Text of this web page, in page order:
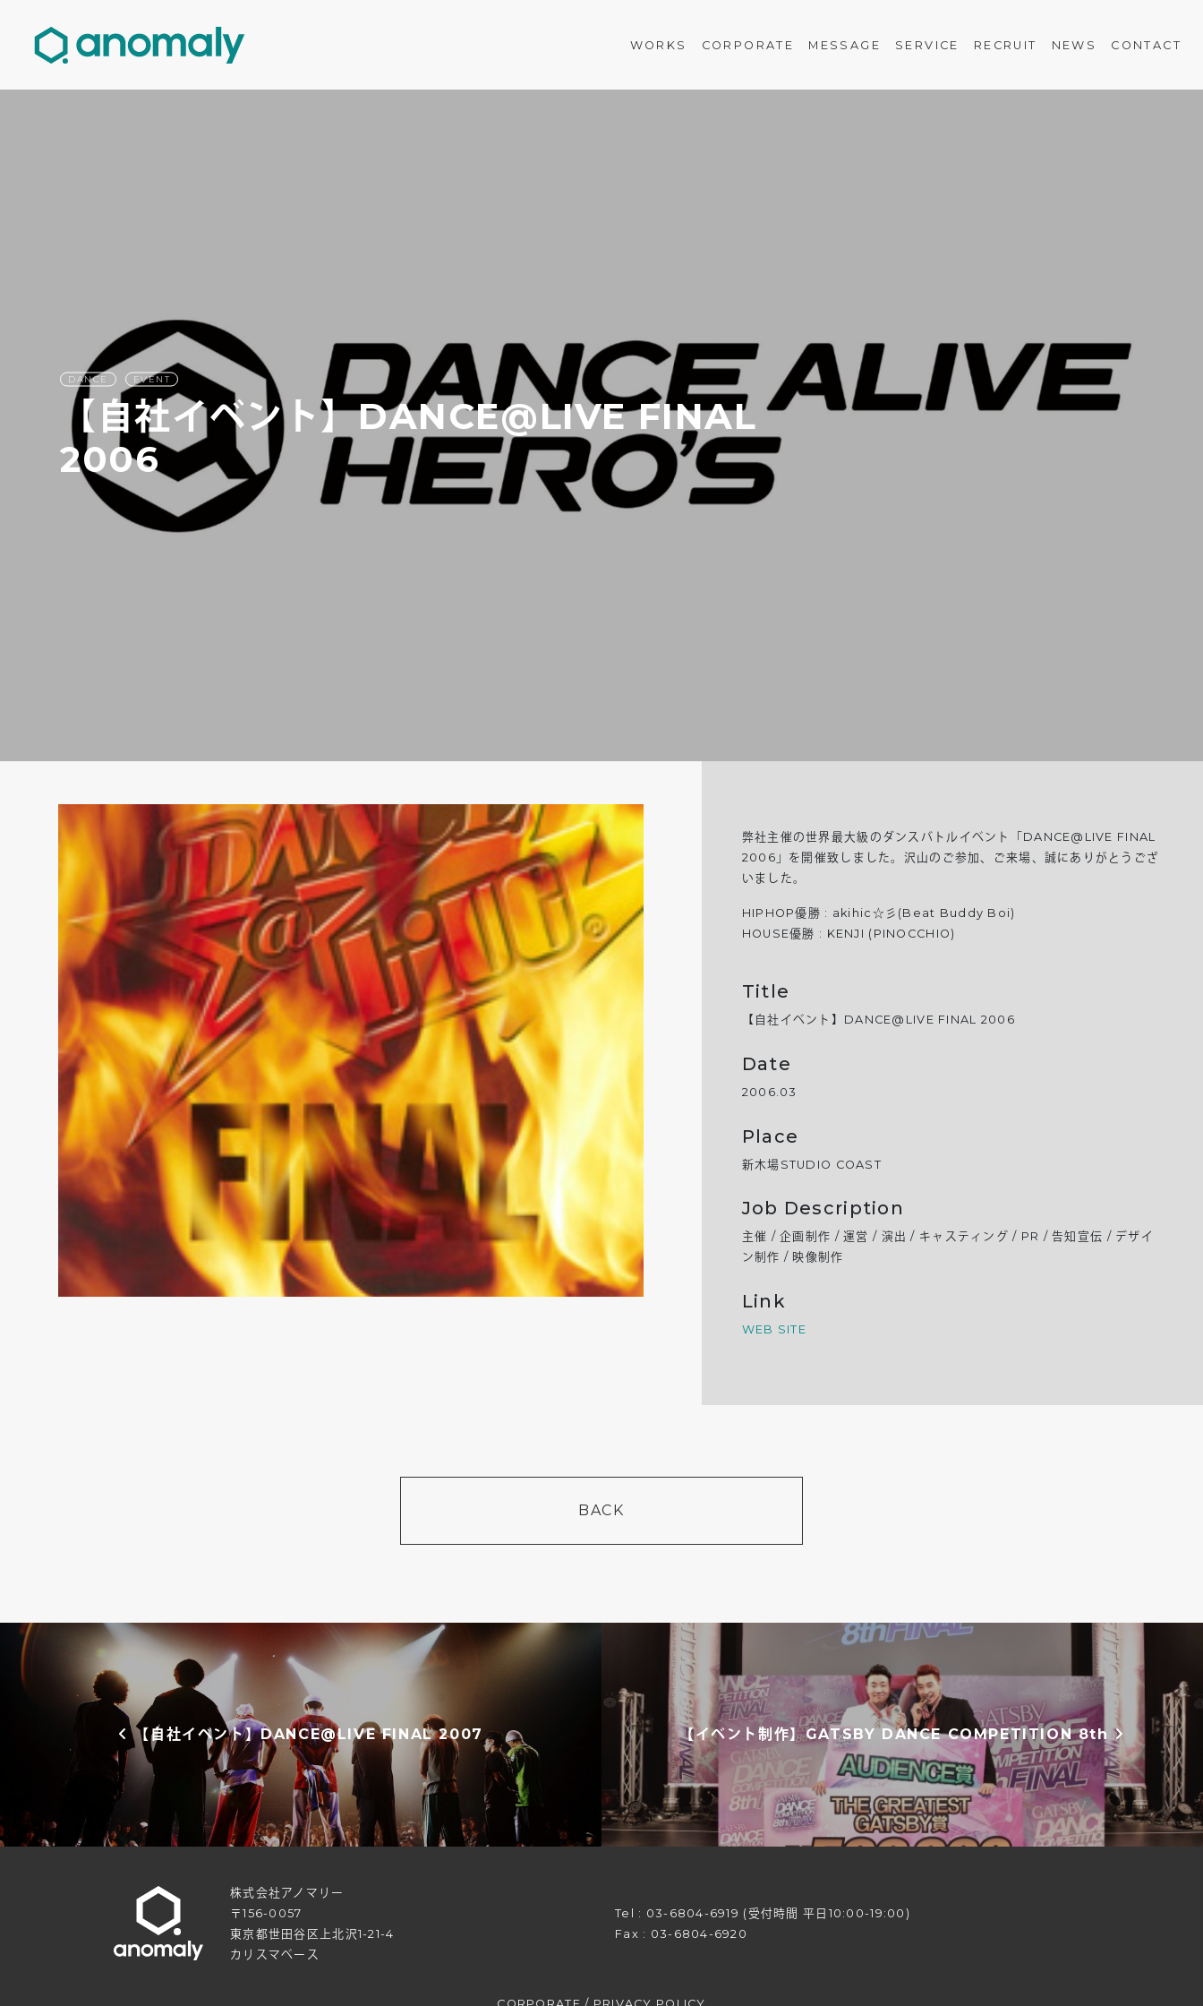
WORKS CORPORATE MESSAGE SERVICE RECRUIT NEWS CONTACT
DANCE EVENT
【自社イベント】DANCE@LIVE FINAL
2006
弊社主催の世界最大級のダンスバトルイベント「DANCE@LIVE FINAL
2006」を開催致しました。沢山のご参加、ご来場、誠にありがとうござ
いました。
HIPHOP優勝 : akihic☆彡(Beat Buddy Boi)
HOUSE優勝 : KENJI (PINOCCHIO)
Title
【自社イベント】DANCE@LIVE FINAL 2006
Date
2006.03
Place
新木場STUDIO COAST
Job Description
主催 / 企画制作 / 運営 / 演出 / キャスティング / PR / 告知宣伝 / デザイ
ン制作 / 映像制作
Link
WEB SITE
BACK
投稿ナビゲーション
【自社イベント】DANCE@LIVE FINAL 2007 【イベント制作】GATSBY DANCE COMPETITION 8th
株式会社アノマリー
〒156-0057
東京都世田谷区上北沢1-21-4
カリスマベース
Tel : 03-6804-6919 (受付時間 平日10:00-19:00)
Fax : 03-6804-6920